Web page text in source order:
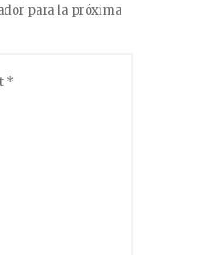
para la próxima